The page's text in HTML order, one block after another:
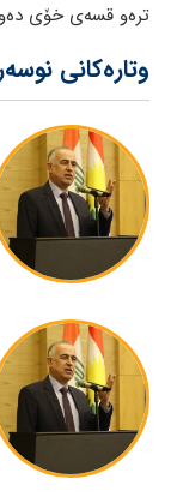
ترەو قسەی خۆی
وتارەکانی